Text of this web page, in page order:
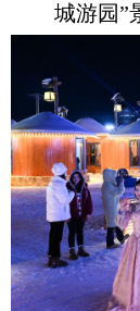
城游园”